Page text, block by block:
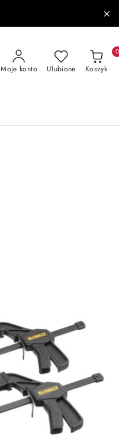
Moje konto Ulubione Koszyk
0